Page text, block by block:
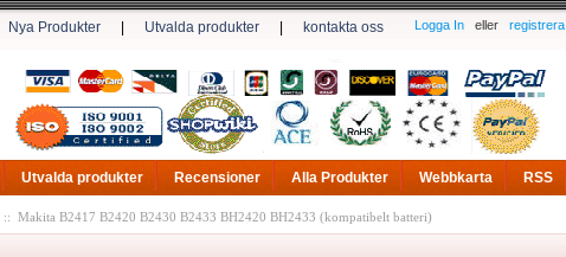
Nya Produkter Utvalda produkter kontakta oss Logga In eller registrera
Utvalda produkter Recensioner Alla Produkter Webbkarta RSS
:: Makita B2417 B2420 B2430 B2433 BH2420 BH2433 (kompatibelt batteri)